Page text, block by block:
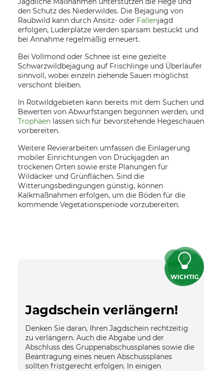
den Schutz des Niederwildes. Die Bejagung von
Raubwild kann durch Ansitz- oder Fallenjagd
erfolgen, Luderplätze werden sparsam bestückt und
bei Annahme regelmäßig erneuert.
Bei Vollmond oder Schnee ist eine gezielte
Schwarzwildbejagung auf Frischlinge und Überläufer
sinnvoll, wobei einzeln ziehende Sauen möglichst
verschont bleiben.
In Rotwildgebieten kann bereits mit dem Suchen und
Bewerten von Abwurfstangen begonnen werden, und
Trophäen lassen sich für bevorstehende Hegeschauen
vorbereiten.
Weitere Revierarbeiten umfassen die Einlagerung
mobiler Einrichtungen von Drückjagden an
trockenen Orten sowie erste Planungen für
Wildäcker und Grünflächen. Sind die
Witterungsbedingungen günstig, können
Kalkmaßnahmen erfolgen, um die Böden für die
kommende Vegetationsperiode vorzubereiten.
WICHTIG
Jagdschein verlängern!
Denken Sie daran, Ihren Jagdschein rechtzeitig
zu verlängern. Auch die Abgabe und der
Abschluss des Gruppenabschussplanes sowie die
Beantragung eines neuen Abschussplanes
sollten fristgerecht erfolgen. In einigen